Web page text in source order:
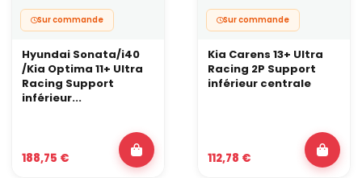
Sur commande
Hyundai Sonata/i40
/Kia Optima 11+ Ultra
Racing Support
inférieur...
188,75 €
Sur commande
Kia Carens 13+ Ultra
Racing 2P Support
inférieur centrale
112,78 €